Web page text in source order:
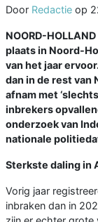
Door Redactie op
NOORD-
plaats in Noord-
van het jaar
dan in de rest van
afnam met
inbrekers
onderzoek van
nationale
Sterkste daling in
Vorig jaar
inbraken dan in